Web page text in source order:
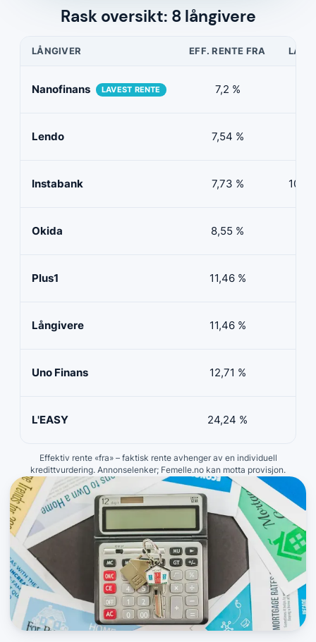
Rask oversikt: 8 långivere
LÅNGIVER EFF. RENTE FRA
Nanofinans LAVEST RENTE 7,2 %
Lendo 7,54 %
Instabank 7,73 % 100
Okida 8,55 %
Plus1 11,46 %
Långivere 11,46 %
Uno Finans 12,71 %
L'EASY 24,24 %
Effektiv rente «fra» – faktisk rente avhenger av en individuell
kredittvurdering. Annonselenker; Femelle.no kan motta provisjon.